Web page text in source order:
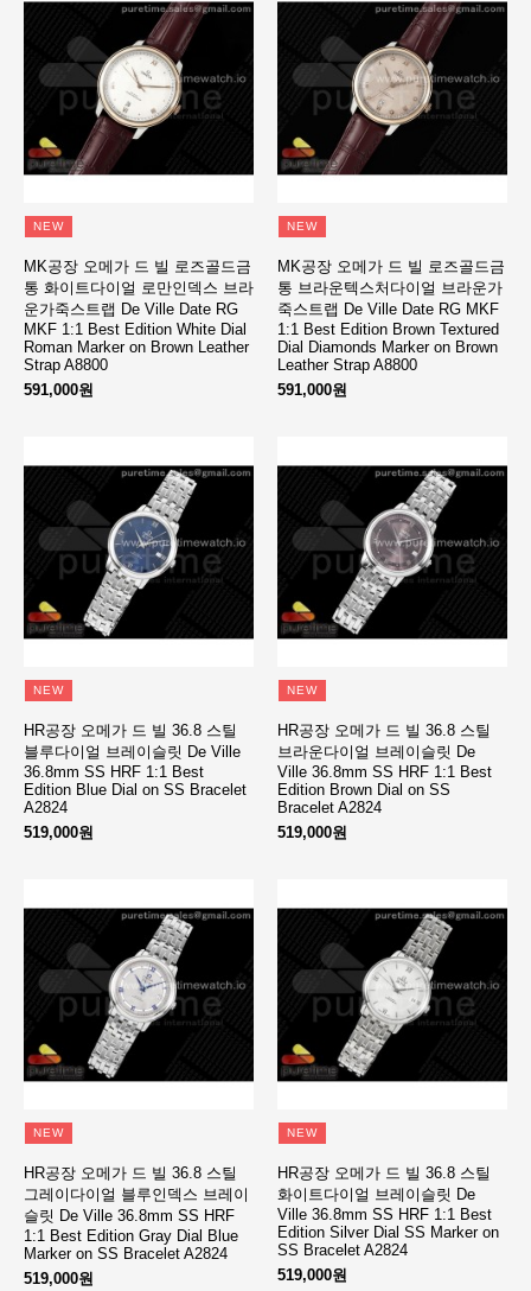
NEW
MK공장 오메가 드 빌 로즈골드금
통 화이트다이얼 로만인덱스 브라
운가죽스트랩 De Ville Date RG
MKF 1:1 Best Edition White Dial
Roman Marker on Brown Leather
Strap A8800
591,000원
NEW
MK공장 오메가 드 빌 로즈골드금
통 브라운텍스처다이얼 브라운가
죽스트랩 De Ville Date RG MKF
1:1 Best Edition Brown Textured
Dial Diamonds Marker on Brown
Leather Strap A8800
591,000원
NEW
HR공장 오메가 드 빌 36.8 스틸
블루다이얼 브레이슬릿 De Ville
36.8mm SS HRF 1:1 Best
Edition Blue Dial on SS Bracelet
A2824
519,000원
NEW
HR공장 오메가 드 빌 36.8 스틸
브라운다이얼 브레이슬릿 De
Ville 36.8mm SS HRF 1:1 Best
Edition Brown Dial on SS
Bracelet A2824
519,000원
NEW
HR공장 오메가 드 빌 36.8 스틸
그레이다이얼 블루인덱스 브레이
슬릿 De Ville 36.8mm SS HRF
1:1 Best Edition Gray Dial Blue
Marker on SS Bracelet A2824
519,000원
NEW
HR공장 오메가 드 빌 36.8 스틸
화이트다이얼 브레이슬릿 De
Ville 36.8mm SS HRF 1:1 Best
Edition Silver Dial SS Marker on
SS Bracelet A2824
519,000원